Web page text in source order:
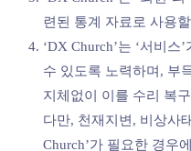
련된 통계 자료로 사용
‘DX Church’는 ‘서비
수 있도록 노력하며, 부
지체없이 이를 수리 복
다만, 천재지변, 비상사
Church’가 필요한 경우